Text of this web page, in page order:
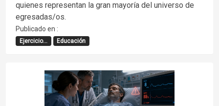
quienes representan la gran mayoría del universo de
egresadas/os.
Publicado en :
Ejercicio... Educación